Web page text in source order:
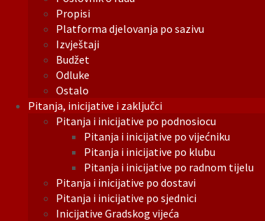
Propisi
Platforma djelovanja po sazivu
Izvještaji
Budžet
Odluke
Ostalo
Pitanja, inicijative i zaključci
Pitanja i inicijative po podnosiocu
Pitanja i inicijative po vijećniku
Pitanja i inicijative po klubu
Pitanja i inicijative po radnom tijelu
Pitanja i inicijative po dostavi
Pitanja i inicijative po sjednici
Inicijative Gradskog vijeća